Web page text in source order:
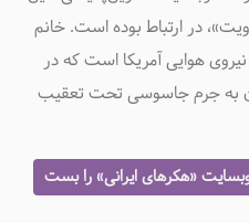
ویت»، در ارتباط بوده است. خانم
هوایی آمریکا است که در
اکنون به جرم جاسوسی تحت تعقیب